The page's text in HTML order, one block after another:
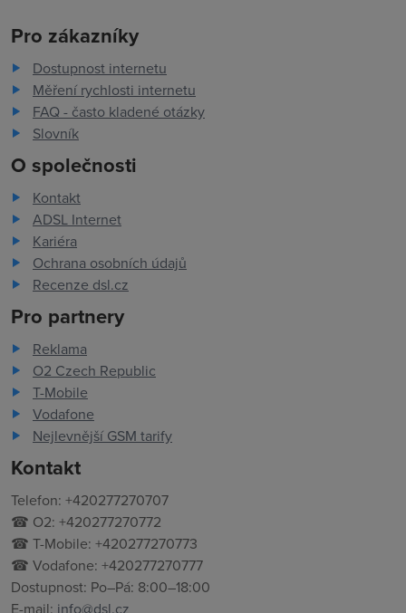
Pro zákazníky
Dostupnost internetu
Měření rychlosti internetu
FAQ - často kladené otázky
Slovník
O společnosti
Kontakt
ADSL Internet
Kariéra
Ochrana osobních údajů
Recenze dsl.cz
Pro partnery
Reklama
O2 Czech Republic
T-Mobile
Vodafone
Nejlevnější GSM tarify
Kontakt
Telefon: +420277270707
☎ O2: +420277270772
☎ T-Mobile: +420277270773
☎ Vodafone: +420277270777
Dostupnost: Po–Pá: 8:00–18:00
E-mail: info@dsl.cz